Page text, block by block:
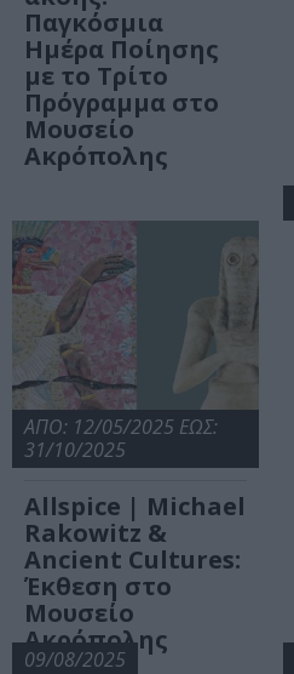
Παγκόσμια
Ημέρα Ποίησης
με το Τρίτο
Πρόγραμμα στο
Μουσείο
Ακρόπολης
ΑΠΟ: 12/05/2025 ΕΩΣ:
31/10/2025
Allspice | Michael
Rakowitz &
Ancient Cultures:
Έκθεση στο
Μουσείο
Ακρόπολης
09/08/2025